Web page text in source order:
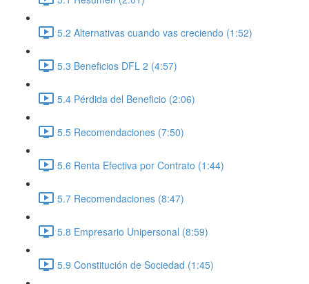
5.2 Alternativas cuando vas creciendo (1:52)
5.3 Beneficios DFL 2 (4:57)
5.4 Pérdida del Beneficio (2:06)
5.5 Recomendaciones (7:50)
5.6 Renta Efectiva por Contrato (1:44)
5.7 Recomendaciones (8:47)
5.8 Empresario Unipersonal (8:59)
5.9 Constitución de Sociedad (1:45)